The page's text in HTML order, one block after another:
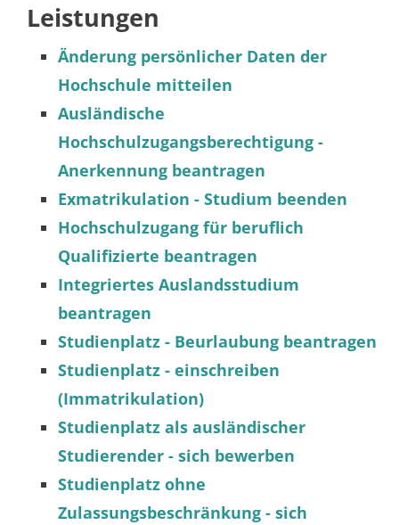
Leistungen
Änderung persönlicher Daten der
Hochschule mitteilen
Ausländische
Hochschulzugangsberechtigung -
Anerkennung beantragen
Exmatrikulation - Studium beenden
Hochschulzugang für beruflich
Qualifizierte beantragen
Integriertes Auslandsstudium
beantragen
Studienplatz - Beurlaubung beantragen
Studienplatz - einschreiben
(Immatrikulation)
Studienplatz als ausländischer
Studierender - sich bewerben
Studienplatz ohne
Zulassungsbeschränkung - sich